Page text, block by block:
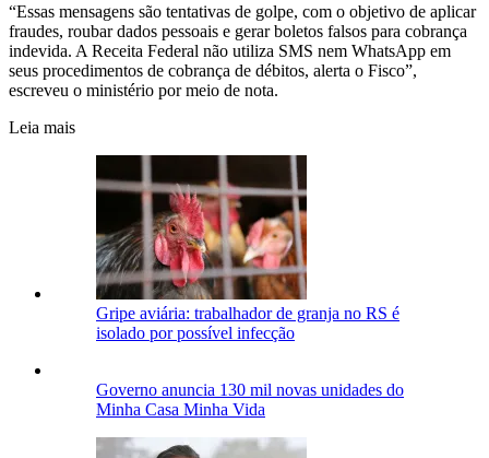
“Essas mensagens são tentativas de golpe, com o objetivo de aplicar
fraudes, roubar dados pessoais e gerar boletos falsos para cobrança
indevida. A Receita Federal não utiliza SMS nem WhatsApp em
seus procedimentos de cobrança de débitos, alerta o Fisco”,
escreveu o ministério por meio de nota.
Leia mais
Gripe aviária: trabalhador de granja no RS é
isolado por possível infecção
Governo anuncia 130 mil novas unidades do
Minha Casa Minha Vida